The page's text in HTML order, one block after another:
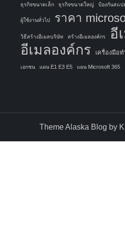
ธุรกิจขนาดเล็ก ธุรกิจขนาดใหญ่ ป้องกันสแป
ผู้ใช้งานทั่วไป ราคา
วิธีสร้างอีเมลบริษัท สร้างอีเมลองค์กร อี
อีเมลองค์กร เครื่องมือ
เอกชน แผน E1 E3 E5 แผน Microsoft 365
Theme Alaska Blog by